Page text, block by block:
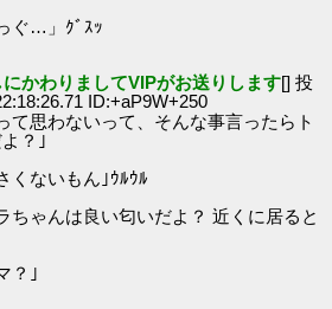
ぐ…」ｸﾞｽｯ
にかわりましてVIPがお送りします[] 投
ID:+aP9W+250
て思わないって、そんな事言ったらト
？｣
ないもん｣ｳﾙｳﾙ
ちゃんは良い匂いだよ？ 近くに居ると
？｣